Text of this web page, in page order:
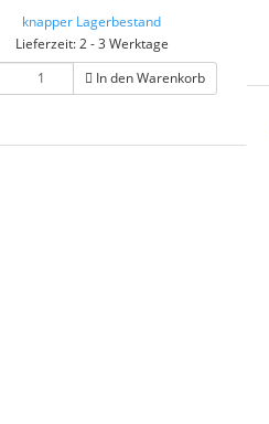
knapper Lagerbestand
Lieferzeit: 2 - 3 Werktage
In den Warenkorb